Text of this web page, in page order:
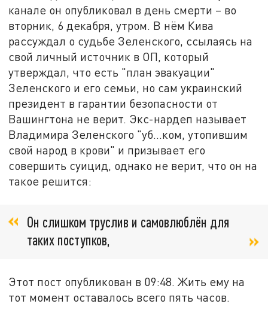
канале он опубликовал в день смерти – во
вторник, 6 декабря, утром. В нём Кива
рассуждал о судьбе Зеленского, ссылаясь на
свой личный источник в ОП, который
утверждал, что есть "план эвакуации"
Зеленского и его семьи, но сам украинский
президент в гарантии безопасности от
Вашингтона не верит. Экс-нардеп называет
Владимира Зеленского "уб...ком, утопившим
свой народ в крови" и призывает его
совершить суицид, однако не верит, что он на
такое решится:
Он слишком труслив и самовлюблён для
таких поступков,
Этот пост опубликован в 09:48. Жить ему на
тот момент оставалось всего пять часов.